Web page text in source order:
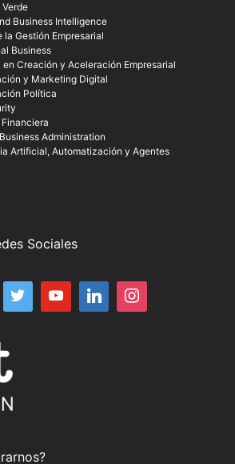
Business Intelligence
Gestión Empresarial
Business
Creación y Aceleración Empresarial
y Marketing Digital
Política
Administration
Artificial, Automatización y Agentes
Sociales